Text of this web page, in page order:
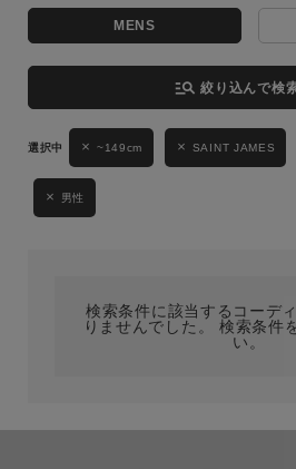
キーワード
性別
MENS LADIES
ブランド
MENS
manage_search 絞り込んで検
~149cm SAINT JAMES
男性
検索条件に該当するコーデ
りませんでした。 検索条件
い。